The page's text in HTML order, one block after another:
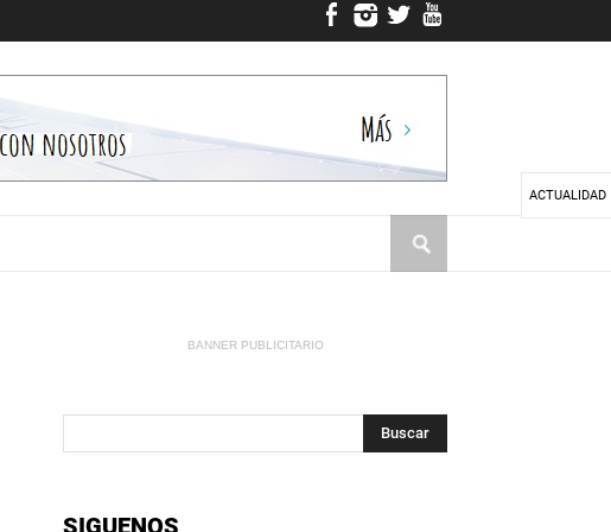
BANNER PUBLICITARIO
SIGUENOS
ACTUALIDAD